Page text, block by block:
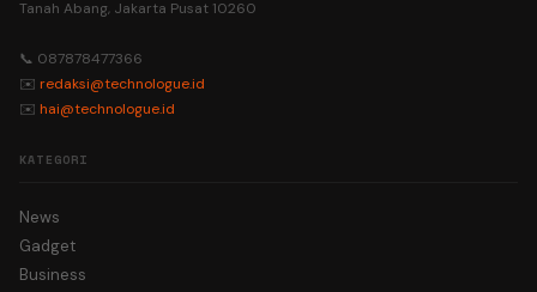
Tanah Abang, Jakarta Pusat 10260
📞 087878477366
✉️ redaksi@technologue.id
✉️ hai@technologue.id
KATEGORI
News
Gadget
Business